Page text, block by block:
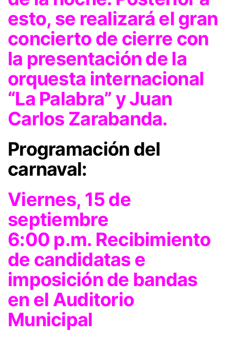
esto, se realizará el gran
concierto de cierre con
la presentación de la
orquesta internacional
“La Palabra” y Juan
Carlos Zarabanda.
Programación del
carnaval:
Viernes, 15 de
septiembre
6:00 p.m. Recibimiento
de candidatas e
imposición de bandas
en el Auditorio
Municipal